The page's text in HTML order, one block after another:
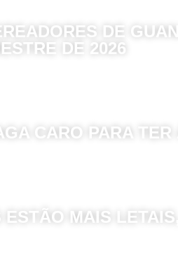
DE
DE 2026
CARO PARA
ESTÃO MAIS